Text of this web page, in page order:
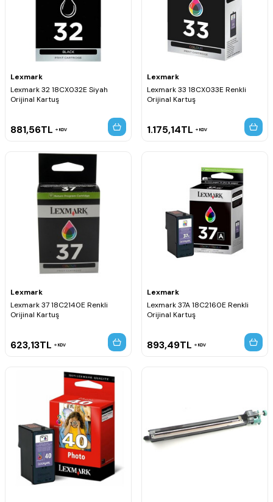
Lexmark
Lexmark 32 18CX032E Siyah
Orijinal Kartuş
881,56TL KDV
Lexmark
Lexmark 33 18CX033E Renkli
Orijinal Kartuş
1.175,14TL KDV
Lexmark
Lexmark 37 18C2140E Renkli
Orijinal Kartuş
623,13TL KDV
Lexmark
Lexmark 37A 18C2160E Renkli
Orijinal Kartuş
893,49TL KDV